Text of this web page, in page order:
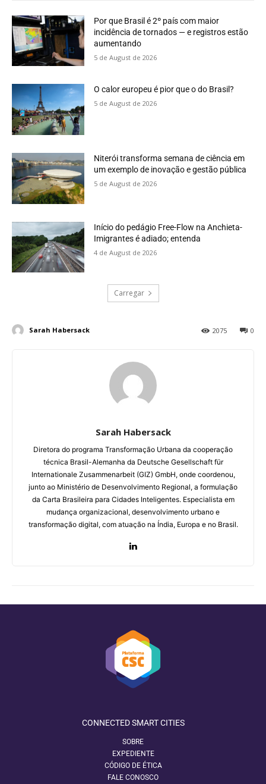
Por que Brasil é 2º país com maior
incidência de tornados — e registros estão
aumentando
5 de August de 2026
O calor europeu é pior que o do Brasil?
5 de August de 2026
Niterói transforma semana de ciência em
um exemplo de inovação e gestão pública
5 de August de 2026
Início do pedágio Free-Flow na Anchieta-
Imigrantes é adiado; entenda
4 de August de 2026
Carregar
Sarah Habersack 0
2075
Sarah Habersack
Diretora do programa Transformação Urbana da cooperação
técnica Brasil-Alemanha da Deutsche Gesellschaft für
Internationale Zusammenarbeit (GIZ) GmbH, onde coordenou,
junto ao Ministério de Desenvolvimento Regional, a formulação
da Carta Brasileira para Cidades Inteligentes. Especialista em
mudança organizacional, desenvolvimento urbano e
transformação digital, com atuação na Índia, Europa e no Brasil.
CONNECTED SMART CITIES
SOBRE
EXPEDIENTE
CÓDIGO DE ÉTICA
FALE CONOSCO